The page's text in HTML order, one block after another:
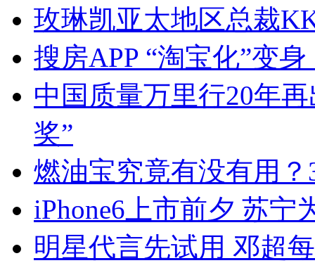
玫琳凯亚太地区总裁
搜房APP “淘宝化”变
中国质量万里行20年
奖”
燃油宝究竟有没有用
iPhone6上市前夕 苏宁
明星代言先试用 邓超